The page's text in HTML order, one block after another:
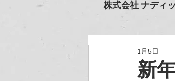
株式会社 ナディ
新
1月5日